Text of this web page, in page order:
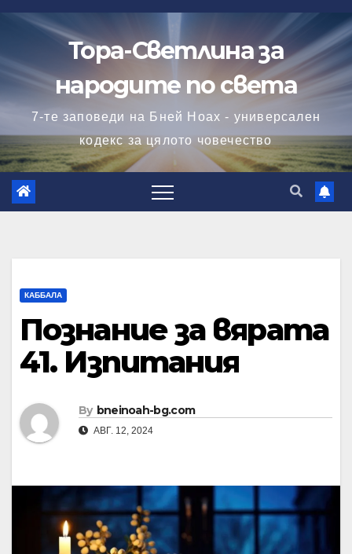
Skip
content
Тора-Светлина за
народите по света
7-те заповеди на Бней Ноах - универсален
кодекс за цялото човечество
КАББАЛА
Познание за вярата
41. Изпитания
By bneinoah-bg.com
АВГ. 12, 2024